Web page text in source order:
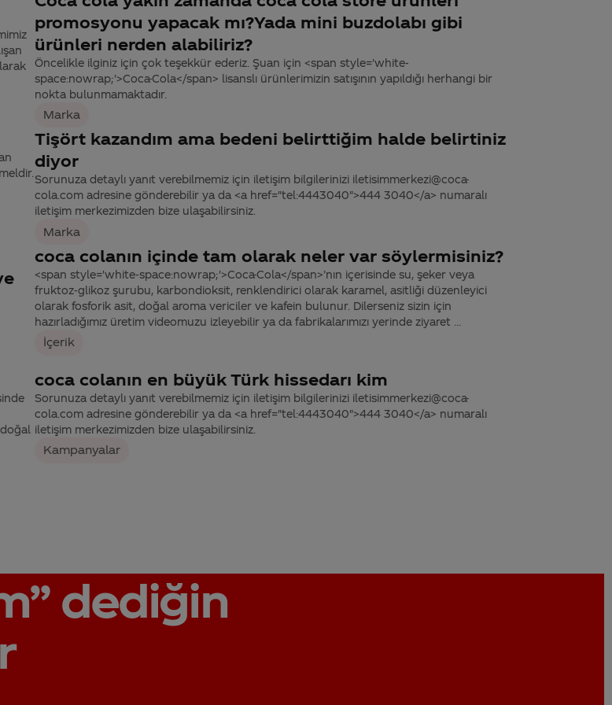
promosyonu yapacak mı?Yada mini buzdolabı gibi
ürünleri nerden alabiliriz?
Öncelikle ilginiz için çok teşekkür ederiz. Şuan için <span style='white-
space:nowrap;'>Coca-Cola</span> lisanslı ürünlerimizin satışının yapıldığı herhangi bir
nokta bulunmamaktadır.
Marka
Tişört kazandım ama bedeni belirttiğim halde belirtiniz
diyor
Sorunuza detaylı yanıt verebilmemiz için iletişim bilgilerinizi iletisimmerkezi@coca-
cola.com adresine gönderebilir ya da <a href="tel:4443040">444 3040</a> numaralı
iletişim merkezimizden bize ulaşabilirsiniz.
Marka
coca colanın içinde tam olarak neler var söylermisiniz?
<span style='white-space:nowrap;'>Coca-Cola</span>’nın içerisinde su, şeker veya
fruktoz-glikoz şurubu, karbondioksit, renklendirici olarak karamel, asitliği düzenleyici
olarak fosforik asit, doğal aroma vericiler ve kafein bulunur. Dilerseniz sizin için
hazırladığımız üretim videomuzu izleyebilir ya da fabrikalarımızı yerinde ziyaret ...
İçerik
coca colanın en büyük Türk hissedarı kim
Sorunuza detaylı yanıt verebilmemiz için iletişim bilgilerinizi iletisimmerkezi@coca-
cola.com adresine gönderebilir ya da <a href="tel:4443040">444 3040</a> numaralı
iletişim merkezimizden bize ulaşabilirsiniz.
Kampanyalar
dediğin